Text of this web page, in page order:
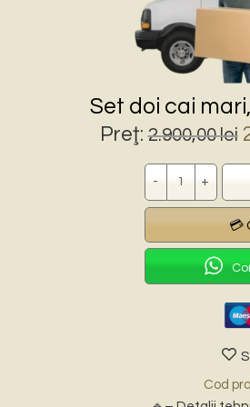
Set doi cai
Preţ: 2.900,00lei
Cod